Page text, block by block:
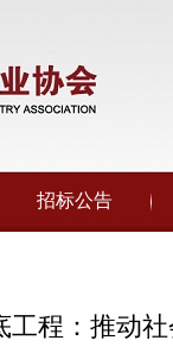
招标公告
工程：推动